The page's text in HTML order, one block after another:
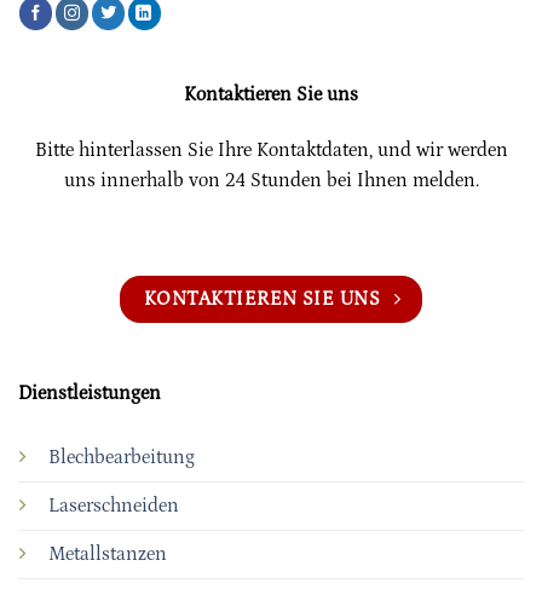
Dienstleistungen
Blechbearbeitung
Laserschneiden
Metallstanzen
Kontaktieren Sie uns
Bitte hinterlassen Sie Ihre Kontaktdaten, und wir werden
uns innerhalb von 24 Stunden bei Ihnen melden.
KONTAKTIEREN SIE UNS